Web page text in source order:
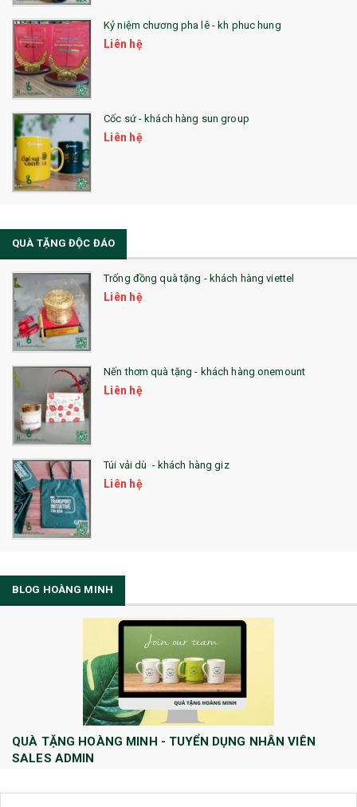
Kỷ niệm chương pha lê - kh phuc hung
Liên hệ
Cốc sứ - khách hàng sun group
Liên hệ
QUÀ TẶNG ĐỘC ĐÁO
Trống đồng quà tặng - khách hàng viettel
Liên hệ
Nến thơm quà tặng - khách hàng onemount
Liên hệ
Túi vải dù - khách hàng giz
Liên hệ
BLOG HOÀNG MINH
QUÀ TẶNG HOÀNG MINH - TUYỂN DỤNG NHÂN VIÊN
SALES ADMIN